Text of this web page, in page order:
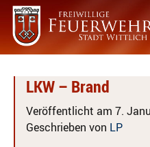
LKW – Brand
Veröffentlicht am 7.
Geschrieben von LP